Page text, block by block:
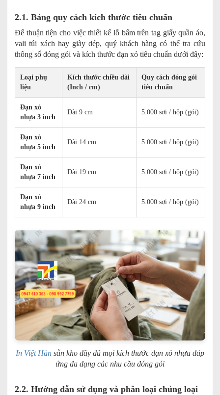
2.1. Bảng quy cách kích thước tiêu chuẩn
Để thuận tiện cho việc thiết kế lỗ bấm trên tag giấy quần áo,
vali túi xách hay giày dép, quý khách hàng có thể tra cứu
thông số đóng gói và kích thước đạn xỏ tiêu chuẩn dưới đây:
Loại phụ
liệu
Kích thước chiều dài
(Inch / cm)
Quy cách đóng gói
tiêu chuẩn
Đạn xỏ
nhựa 3 inch
Dài 9 cm 5.000 sợi / hộp (gói)
Đạn xỏ
nhựa 5 inch
Dài 14 cm 5.000 sợi / hộp (gói)
Đạn xỏ
nhựa 7 inch
Dài 19 cm 5.000 sợi / hộp (gói)
Đạn xỏ
nhựa 9 inch
Dài 24 cm 5.000 sợi / hộp (gói)
In Việt Hàn sẵn kho đầy đủ mọi kích thước đạn xỏ nhựa đáp
ứng đa dạng các nhu cầu đóng gói
2.2. Hướng dẫn sử dụng và phân loại chủng loại